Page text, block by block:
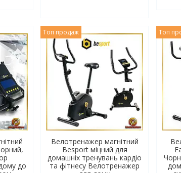
до
Топ продаж
Велотренажер магнітний
Besport міцний для
домашніх тренувань кардіо
та фітнесу Велотренажер
Топ